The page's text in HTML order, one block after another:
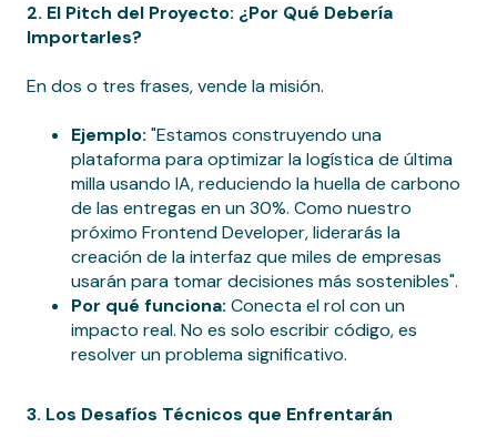
2. El Pitch del Proyecto: ¿Por Qué Debería
Importarles?
En dos o tres frases, vende la misión.
Ejemplo: "Estamos construyendo una
plataforma para optimizar la logística de última
milla usando IA, reduciendo la huella de carbono
de las entregas en un 30%. Como nuestro
próximo Frontend Developer, liderarás la
creación de la interfaz que miles de empresas
usarán para tomar decisiones más sostenibles".
Por qué funciona: Conecta el rol con un
impacto real. No es solo escribir código, es
resolver un problema significativo.
3. Los Desafíos Técnicos que Enfrentarán